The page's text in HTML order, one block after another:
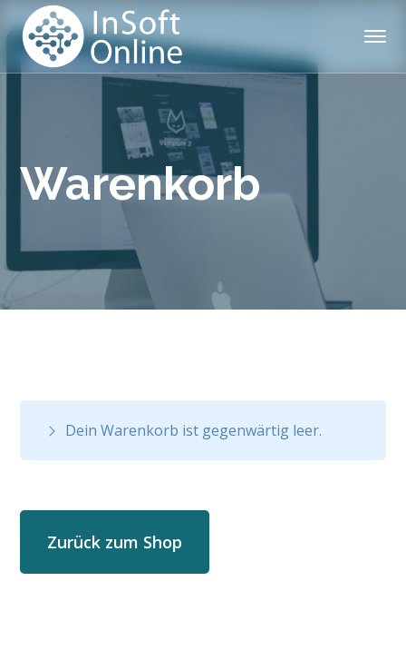
Warenkorb
Dein Warenkorb ist gegenwärtig leer.
Zurück zum Shop